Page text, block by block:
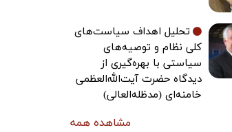
تحلیل اهداف سیاست‌های
کلی نظام و توصیه‌های
سیاستی با بهره‌گیری از
دیدگاه حضرت آیت‌الله‌العظمی
خامنه‌ای (مدظله‌العالی)
مشاهده همه